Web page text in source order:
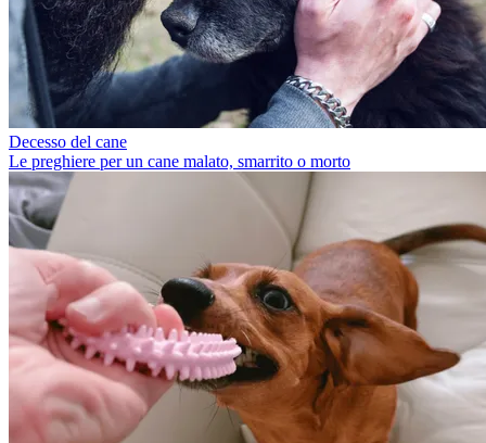
Decesso del cane
Le preghiere per un cane malato, smarrito o morto